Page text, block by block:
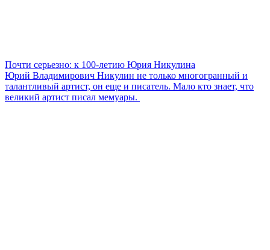
Почти серьезно: к 100-летию Юрия Никулина
Юрий Владимирович Никулин не только многогранный и
талантливый артист, он еще и писатель. Мало кто знает, что
великий артист писал мемуары.